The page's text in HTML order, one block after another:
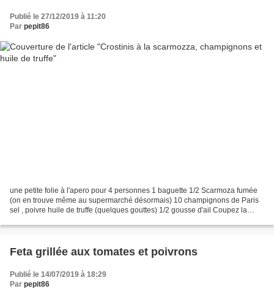
Publié le 27/12/2019 à 11:20
Par pepit86
une petite folie à l'apero pour 4 personnes 1 baguette 1/2 Scarmoza fumée
(on en trouve même au supermarché désormais) 10 champignons de Paris
sel , poivre huile de truffe (quelques gouttes) 1/2 gousse d'ail Coupez la
Feta grillée aux tomates et poivrons
Publié le 14/07/2019 à 18:29
Par pepit86